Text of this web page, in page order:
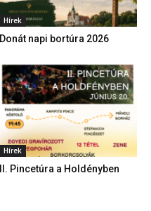
Hírek
Donát napi bortúra 2026
Hírek
II. Pincetúra a Holdényben